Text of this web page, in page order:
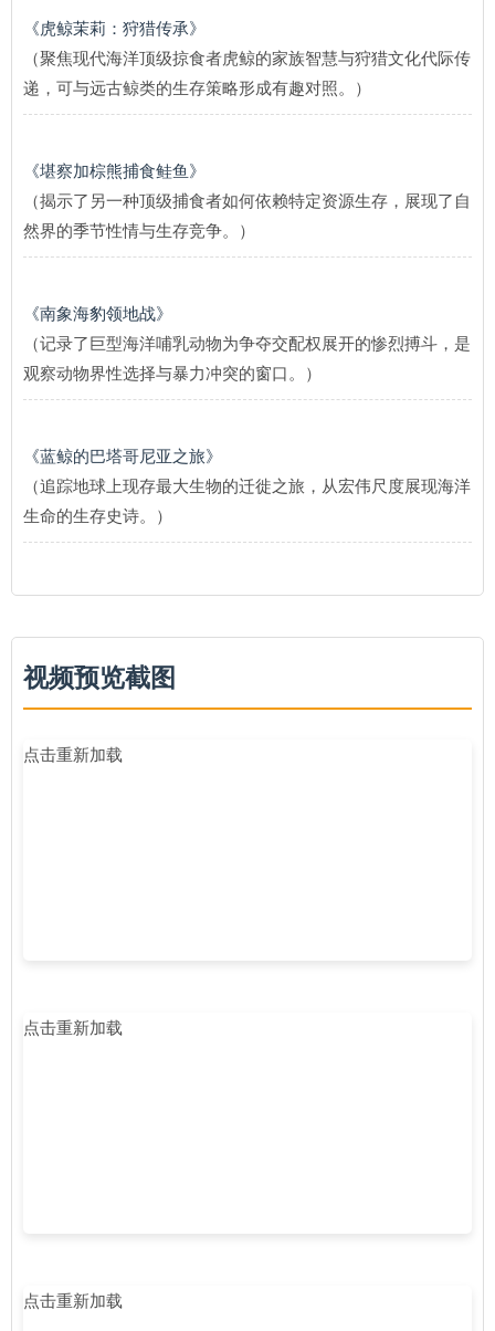
《虎鲸茉莉：狩猎传承》
（聚焦现代海洋顶级掠食者虎鲸的家族智慧与狩猎文化代际传
递，可与远古鲸类的生存策略形成有趣对照。）
《堪察加棕熊捕食鲑鱼》
（揭示了另一种顶级捕食者如何依赖特定资源生存，展现了自
然界的季节性情与生存竞争。）
《南象海豹领地战》
（记录了巨型海洋哺乳动物为争夺交配权展开的惨烈搏斗，是
观察动物界性选择与暴力冲突的窗口。）
《蓝鲸的巴塔哥尼亚之旅》
（追踪地球上现存最大生物的迁徙之旅，从宏伟尺度展现海洋
生命的生存史诗。）
视频预览截图
点击重新加载
点击重新加载
点击重新加载